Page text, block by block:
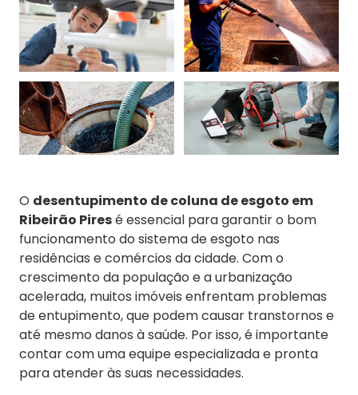
O desentupimento de coluna de esgoto em
Ribeirão Piresé essencial para garantir o bom
funcionamento do sistema de esgoto nas
residências e comércios da cidade. Com o
crescimento da população e a urbanização
acelerada, muitos imóveis enfrentam problemas
de entupimento, que podem causar transtornos e
até mesmo danos à saúde. Por isso, é importante
contar com uma equipe especializada e pronta
para atender às suas necessidades.